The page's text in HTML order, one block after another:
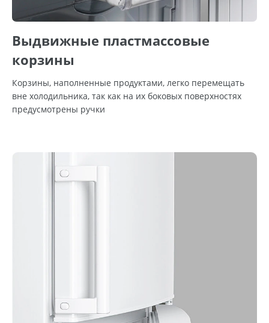
Выдвижные пластмассовые
корзины
Корзины, наполненные продуктами, легко перемещать
вне холодильника, так как на их боковых поверхностях
предусмотрены ручки